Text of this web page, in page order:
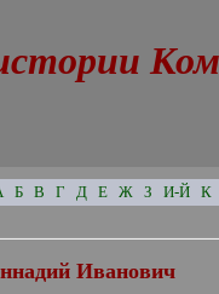
Б В Г Д Е Ж З И-Й К
Иванович